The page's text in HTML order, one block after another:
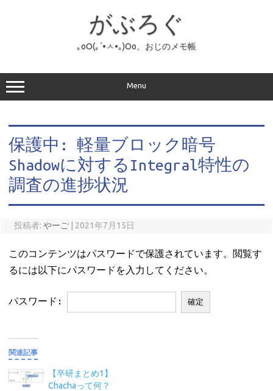
ッ
プ
がぶろぐ
｡оО(｡´•ㅅ•｡)Оо。おじのメモ帳
Menu
保護中: 軽量ブロック暗号
Shadowに対するIntegral特性の
調査の進捗状況
投稿者: やーご 2021年7月15日
このコンテンツはパスワードで保護されています。閲覧す
るには以下にパスワードを入力してください。
パスワード:
関連記事
【卒研まとめ1】
Chachaって何？